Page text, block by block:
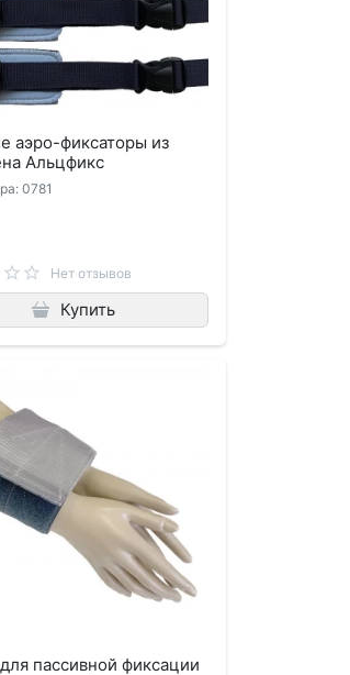
аэро-фиксаторы из
Альцфикс
0781
Нет отзывов
Купить
пассивной фиксации